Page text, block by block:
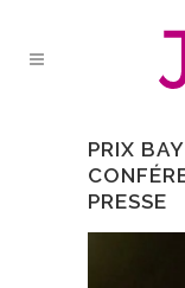
PRIX
PRESSE